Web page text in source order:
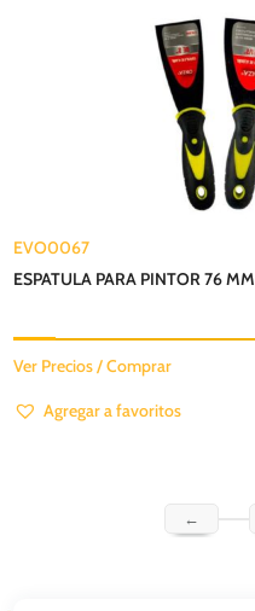
EVO0067
ESPATULA PARA PINTOR 76 MM
Ver Precios / Comprar
Agregar a favoritos
←